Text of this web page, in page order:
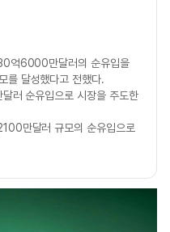
억6000만달러의 순유입을
를 달성했다고 전했다.
러 순유입으로 시장을 주도한
만달러 규모의 순유입으로